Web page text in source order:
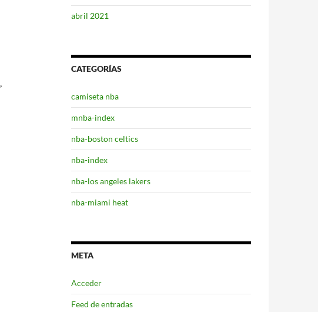
abril 2021
CATEGORÍAS
camiseta nba
mnba-index
nba-boston celtics
nba-index
nba-los angeles lakers
nba-miami heat
META
Acceder
Feed de entradas